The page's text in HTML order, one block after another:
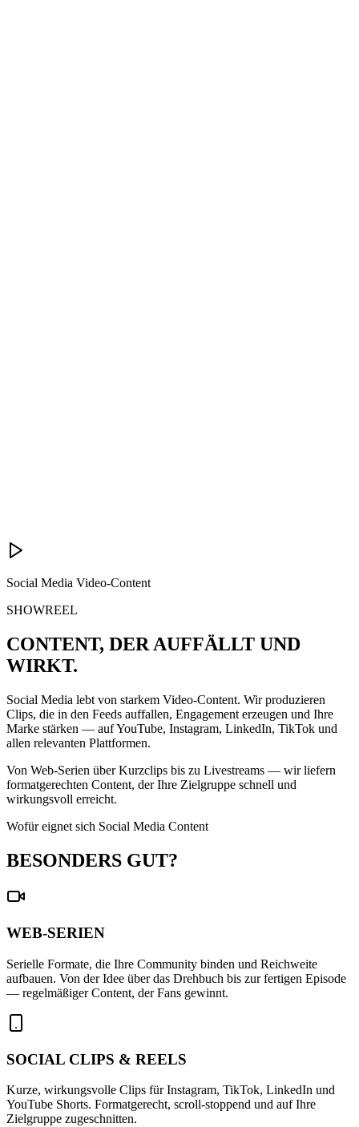
Social Media Video-Content
SHOWREEL
CONTENT, DER AUFFÄLLT UND
WIRKT.
Social Media lebt von starkem Video-Content. Wir produzieren
Clips, die in den Feeds auffallen, Engagement erzeugen und Ihre
Marke stärken — auf YouTube, Instagram, LinkedIn, TikTok und
allen relevanten Plattformen.
Von Web-Serien über Kurzclips bis zu Livestreams — wir liefern
formatgerechten Content, der Ihre Zielgruppe schnell und
wirkungsvoll erreicht.
Wofür eignet sich Social Media Content
BESONDERS GUT?
WEB-SERIEN
Serielle Formate, die Ihre Community binden und Reichweite
aufbauen. Von der Idee über das Drehbuch bis zur fertigen Episode
— regelmäßiger Content, der Fans gewinnt.
SOCIAL CLIPS & REELS
Kurze, wirkungsvolle Clips für Instagram, TikTok, LinkedIn und
YouTube Shorts. Formatgerecht, scroll-stoppend und auf Ihre
Zielgruppe zugeschnitten.